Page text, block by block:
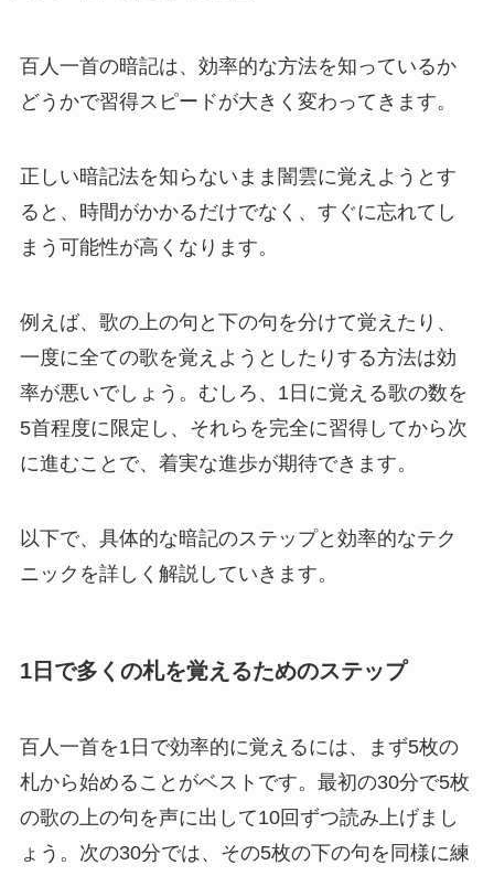
百人一首の暗記は、効率的な方法を知っているか
どうかで習得スピードが大きく変わってきます。
正しい暗記法を知らないまま闇雲に覚えようとす
ると、時間がかかるだけでなく、すぐに忘れてし
まう可能性が高くなります。
例えば、歌の上の句と下の句を分けて覚えたり、
一度に全ての歌を覚えようとしたりする方法は効
率が悪いでしょう。むしろ、1日に覚える歌の数を
5首程度に限定し、それらを完全に習得してから次
に進むことで、着実な進歩が期待できます。
以下で、具体的な暗記のステップと効率的なテク
ニックを詳しく解説していきます。
1日で多くの札を覚えるためのステップ
百人一首を1日で効率的に覚えるには、まず5枚の
札から始めることがベストです。最初の30分で5枚
の歌の上の句を声に出して10回ずつ読み上げまし
ょう。次の30分では、その5枚の下の句を同様に練